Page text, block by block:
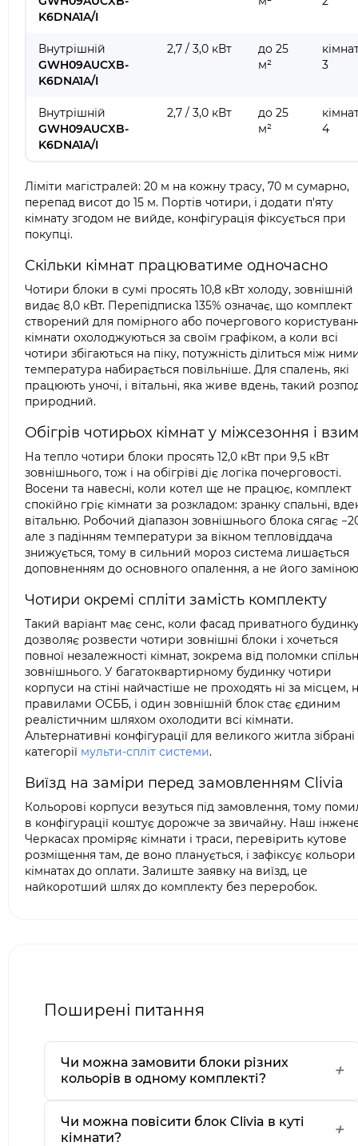
K6DNA1A/I
Внутрішній
GWH09AUCXB-
K6DNA1A/I
2,7 / 3,0 кВт
до 25
м²
3
Внутрішній
GWH09AUCXB-
K6DNA1A/I
2,7 / 3,0 кВт
до 25
м²
4
Ліміти магістралей: 20 м на кожну трасу, 70 м сумарно,
перепад висот до 15 м. Портів чотири, і додати п'яту
кімнату згодом не вийде, конфігурація фіксується при
покупці.
Скільки кімнат працюватиме одночасно
Чотири блоки в сумі просять 10,8 кВт холоду, зовнішній
видає 8,0 кВт. Перепідписка 135% означає, що комплект
створений для помірного або почергового
кімнати охолоджуються за своїм графіком, а коли всі
чотири збігаються на піку, потужність ділиться між
температура набирається повільніше. Для спалень, які
працюють уночі, і вітальні, яка живе вдень, такий
природний.
Обігрів чотирьох кімнат у міжсезоння і
На тепло чотири блоки просять 12,0 кВт при 9,5 кВт
зовнішнього, тож і на обігріві діє логіка почерговості.
Восени та навесні, коли котел ще не працює, комплект
спокійно гріє кімнати за розкладом: зранку спальні,
вітальню. Робочий діапазон зовнішнього блока сягає
але з падінням температури за вікном тепловіддача
знижується, тому в сильний мороз система лишається
доповненням до основного опалення, а не його
Чотири окремі спліти замість комплекту
Такий варіант має сенс, коли фасад приватного
дозволяє розвести чотири зовнішні блоки і хочеться
повної незалежності кімнат, зокрема від поломки
зовнішнього. У багатоквартирному будинку чотири
корпуси на стіні найчастіше не проходять ні за місцем,
правилами ОСББ, і один зовнішній блок стає єдиним
реалістичним шляхом охолодити всі кімнати.
Альтернативні конфігурації для великого житла зібрані
категорії мульти-спліт системи.
Виїзд на заміри перед замовленням Clivia
Кольорові корпуси везуться під замовлення, тому
в конфігурації коштує дорожче за звичайну. Наш
Черкасах проміряє кімнати і траси, перевірить кутове
розміщення там, де воно планується, і зафіксує
кімнатах до оплати. Залиште заявку на виїзд, це
найкоротший шлях до комплекту без переробок.
Поширені питання
Чи можна замовити блоки різних
кольорів в одному комплекті?
Чи можна повісити блок Clivia в куті
кімнати?